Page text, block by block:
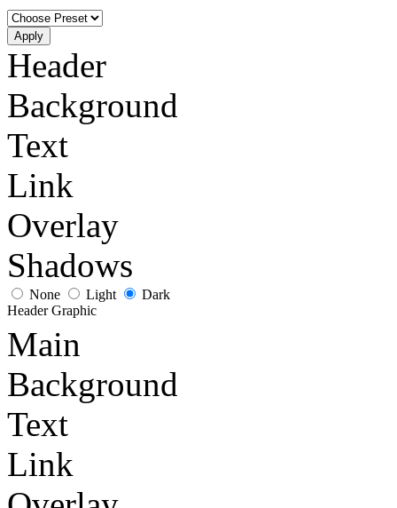
Apply
Header
Background
Text
Link
Overlay
Shadows
None Light
Dark
Header Graphic
Main
Background
Text
Link